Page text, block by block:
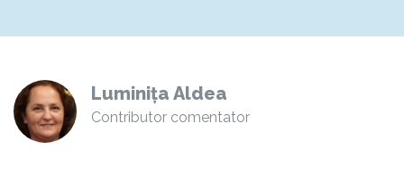
Luminița Aldea
Contributor comentator